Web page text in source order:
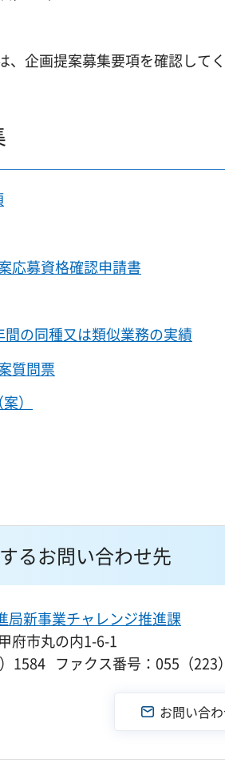
企画提案募集要項を確認してく
応募資格確認申請書
間の同種又は類似業務の実績
質問票
）
るお問い合わせ先
局新事業チャレンジ推進課
府市丸の内1-6-1
1584 ファクス番号：055（223